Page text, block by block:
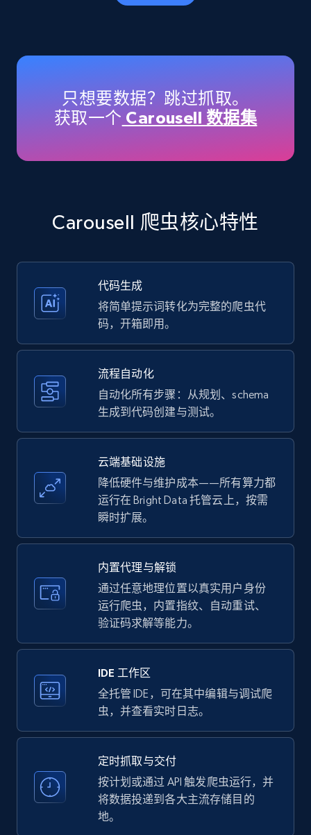
Title, Seller name, Brand, Description, Initial
35.2K+ 5.7K+ 注册使用
Title, Seller name, Brand, Description, Initial
more.
35.2K+ 5.7K+ 注册使用
Amazon products - find products by using
upc numbers
Title, Seller name, Brand, Description, Initial
more.
35.2K+ 5.7K+ 注册使用
LinkedIn company information
ID, Name, Country code, Locations, Followers,
Employees in linkedin, About, Specialties, and
more.
Instagram - Profiles
business account, Is professional account, Is
verified, and more.
22.3K+ 3.5K+ 注册使用
只想要数据？跳过抓取。
获取一个 Carousell 数据集
Carousell 爬虫核心特性
代码生成
将简单提示词转化为完整的爬虫代
码，开箱即用。
流程自动化
自动化所有步骤：从规划、schema
生成到代码创建与测试。
云端基础设施
降低硬件与维护成本——所有算力都
运行在 Bright Data 托管云上，按需
瞬时扩展。
内置代理与解锁
通过任意地理位置以真实用户身份
运行爬虫，内置指纹、自动重试、
验证码求解等能力。
IDE 工作区
全托管 IDE，可在其中编辑与调试爬
虫，并查看实时日志。
定时抓取与交付
按计划或通过 API 触发爬虫运行，并
将数据投递到各大主流存储目的
地。